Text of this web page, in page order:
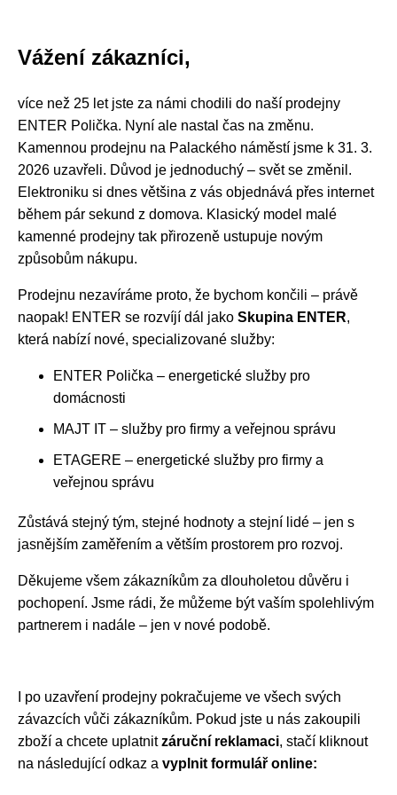
Vážení zákazníci,
více než 25 let jste za námi chodili do naší prodejny
ENTER Polička. Nyní ale nastal čas na změnu.
Kamennou prodejnu na Palackého náměstí jsme k 31. 3.
2026 uzavřeli. Důvod je jednoduchý – svět se změnil.
Elektroniku si dnes většina z vás objednává přes internet
během pár sekund z domova. Klasický model malé
kamenné prodejny tak přirozeně ustupuje novým
způsobům nákupu.
Prodejnu nezavíráme proto, že bychom končili – právě
naopak! ENTER se rozvíjí dál jako Skupina ENTER,
která nabízí nové, specializované služby:
ENTER Polička – energetické služby pro
domácnosti
MAJT IT – služby pro firmy a veřejnou správu
ETAGERE – energetické služby pro firmy a
veřejnou správu
Zůstává stejný tým, stejné hodnoty a stejní lidé – jen s
jasnějším zaměřením a větším prostorem pro rozvoj.
Děkujeme všem zákazníkům za dlouholetou důvěru i
pochopení. Jsme rádi, že můžeme být vaším spolehlivým
partnerem i nadále – jen v nové podobě.
I po uzavření prodejny pokračujeme ve všech svých
závazcích vůči zákazníkům. Pokud jste u nás zakoupili
zboží a chcete uplatnitzáruční reklamaci, stačí kliknout
na následující odkaz a vyplnit formulář online: